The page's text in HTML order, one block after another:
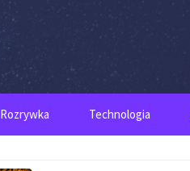
Rozrywka Technologia